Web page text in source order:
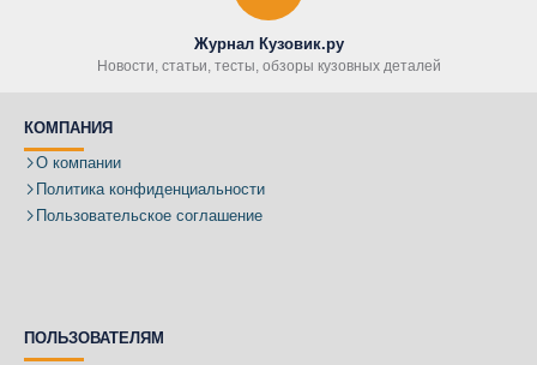
Журнал Кузовик.ру
Новости, статьи, тесты, обзоры кузовных деталей
КОМПАНИЯ
О компании
Политика конфиденциальности
Пользовательское соглашение
ПОЛЬЗОВАТЕЛЯМ